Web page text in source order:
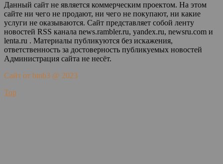
Данный сайт не является коммерческим проектом. На этом
сайте ни чего не продают, ни чего не покупают, ни какие
услуги не оказываются. Сайт представляет собой ленту
новостей RSS канала news.rambler.ru, yandex.ru, newsru.com и
lenta.ru . Материалы публикуются без искажения,
ответственность за достоверность публикуемых новостей
Администрация сайта не несёт.
Сайт от bmb3 @ 2023
Top